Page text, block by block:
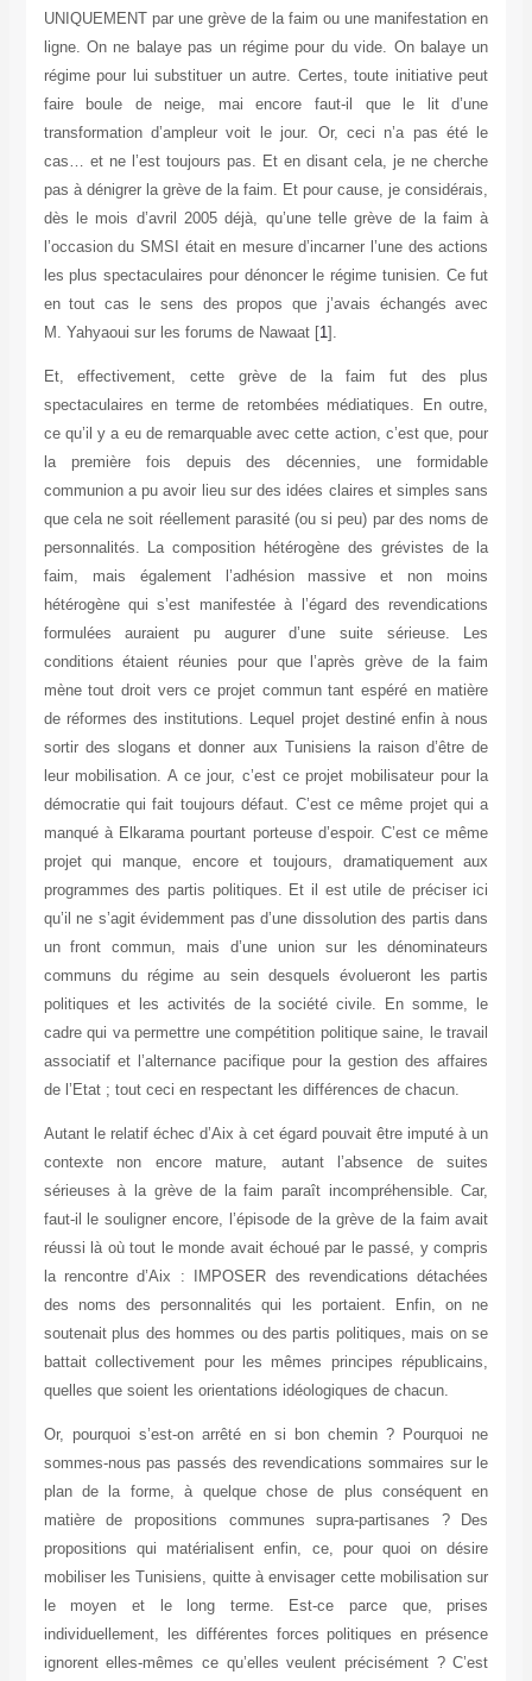
UNIQUEMENT par une grève de la faim ou une manifestation en
ligne. On ne balaye pas un régime pour du vide. On balaye un
régime pour lui substituer un autre. Certes, toute initiative peut
faire boule de neige, mai encore faut-il que le lit d’une
transformation d’ampleur voit le jour. Or, ceci n’a pas été le
cas… et ne l’est toujours pas. Et en disant cela, je ne cherche
pas à dénigrer la grève de la faim. Et pour cause, je considérais,
dès le mois d’avril 2005 déjà, qu’une telle grève de la faim à
l’occasion du SMSI était en mesure d’incarner l’une des actions
les plus spectaculaires pour dénoncer le régime tunisien. Ce fut
en tout cas le sens des propos que j’avais échangés avec
M. Yahyaoui sur les forums de Nawaat [1 ].
Et, effectivement, cette grève de la faim fut des plus
spectaculaires en terme de retombées médiatiques. En outre,
ce qu’il y a eu de remarquable avec cette action, c’est que, pour
la première fois depuis des décennies, une formidable
communion a pu avoir lieu sur des idées claires et simples sans
que cela ne soit réellement parasité (ou si peu) par des noms de
personnalités. La composition hétérogène des grévistes de la
faim, mais également l’adhésion massive et non moins
hétérogène qui s’est manifestée à l’égard des revendications
formulées auraient pu augurer d’une suite sérieuse. Les
conditions étaient réunies pour que l’après grève de la faim
mène tout droit vers ce projet commun tant espéré en matière
de réformes des institutions. Lequel projet destiné enfin à nous
sortir des slogans et donner aux Tunisiens la raison d’être de
leur mobilisation. A ce jour, c’est ce projet mobilisateur pour la
démocratie qui fait toujours défaut. C’est ce même projet qui a
manqué à Elkarama pourtant porteuse d’espoir. C’est ce même
projet qui manque, encore et toujours, dramatiquement aux
programmes des partis politiques. Et il est utile de préciser ici
qu’il ne s’agit évidemment pas d’une dissolution des partis dans
un front commun, mais d’une union sur les dénominateurs
communs du régime au sein desquels évolueront les partis
politiques et les activités de la société civile. En somme, le
cadre qui va permettre une compétition politique saine, le travail
associatif et l’alternance pacifique pour la gestion des affaires
de l’Etat ; tout ceci en respectant les différences de chacun.
Autant le relatif échec d’Aix à cet égard pouvait être imputé à un
contexte non encore mature, autant l’absence de suites
sérieuses à la grève de la faim paraît incompréhensible. Car,
faut-il le souligner encore, l’épisode de la grève de la faim avait
réussi là où tout le monde avait échoué par le passé, y compris
la rencontre d’Aix : IMPOSER des revendications détachées
des noms des personnalités qui les portaient. Enfin, on ne
soutenait plus des hommes ou des partis politiques, mais on se
battait collectivement pour les mêmes principes républicains,
quelles que soient les orientations idéologiques de chacun.
Or, pourquoi s’est-on arrêté en si bon chemin ? Pourquoi ne
sommes-nous pas passés des revendications sommaires sur le
plan de la forme, à quelque chose de plus conséquent en
matière de propositions communes supra-partisanes ? Des
propositions qui matérialisent enfin, ce, pour quoi on désire
mobiliser les Tunisiens, quitte à envisager cette mobilisation sur
le moyen et le long terme. Est-ce parce que, prises
individuellement, les différentes forces politiques en présence
ignorent elles-mêmes ce qu’elles veulent précisément ? C’est